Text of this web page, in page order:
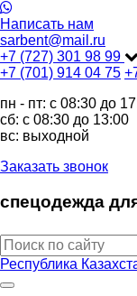
Написать нам
sarbent@mail.ru
+7 (727) 301 98 99
+7 (701) 914 04 75
пн - пт: c 08:30 до
сб: c 08:30 до 13:00
вс: выходной
Заказать звонок
спецодежда
Республика